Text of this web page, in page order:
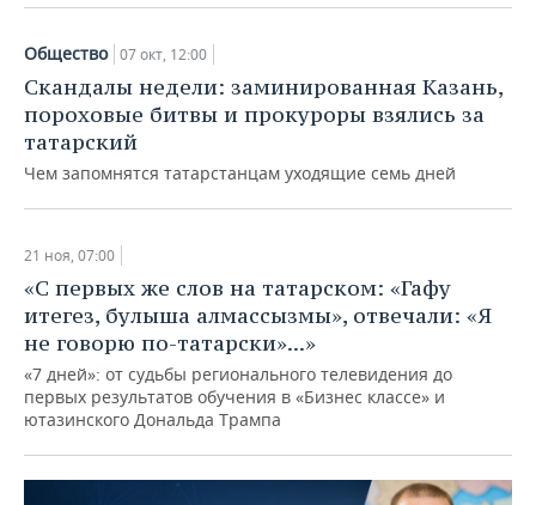
Общество 07 окт, 12:00
Скандалы недели: заминированная Казань,
пороховые битвы и прокуроры взялись за
татарский
Чем запомнятся татарстанцам уходящие семь дней
21 ноя, 07:00
«С первых же слов на татарском: «Гафу
итегез, булыша алмассызмы», отвечали: «Я
не говорю по-татарски»...»
«7 дней»: от судьбы регионального телевидения до
первых результатов обучения в «Бизнес классе» и
ютазинского Дональда Трампа